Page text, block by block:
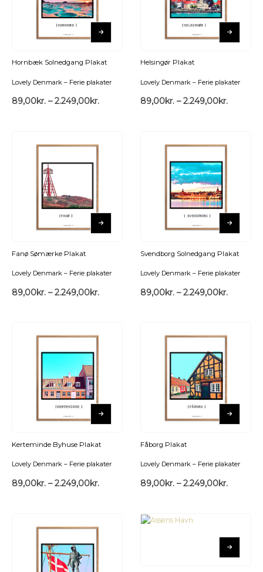
Hornbæk Solnedgang Plakat
Lovely Denmark – Ferie plakater
89,00kr. – 2.249,00kr.
Helsingør Plakat
Lovely Denmark – Ferie plakater
89,00kr. – 2.249,00kr.
Fanø Sømærke Plakat
Lovely Denmark – Ferie plakater
89,00kr. – 2.249,00kr.
Svendborg Solnedgang Plakat
Lovely Denmark – Ferie plakater
89,00kr. – 2.249,00kr.
Kerteminde Byhuse Plakat
Lovely Denmark – Ferie plakater
89,00kr. – 2.249,00kr.
Fåborg Plakat
Lovely Denmark – Ferie plakater
89,00kr. – 2.249,00kr.